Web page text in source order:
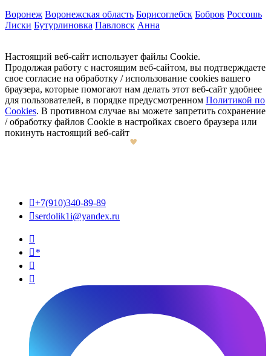
Воронеж Воронежская область Борисоглебск Бобров Россошь
Лиски Бутурлиновка Павловск Анна
Настоящий веб-сайт использует файлы Cookie.
Продолжая работу с настоящим веб-сайтом, вы подтверждаете
свое согласие на обработку / использование cookies вашего
браузера, которые помогают нам делать этот веб-сайт удобнее
для пользователей, в порядке предусмотренном Политикой по
Cookies. В противном случае вы можете запретить сохранение
/ обработку файлов Cookie в настройках своего браузера или
покинуть настоящий веб-сайт
+7(910)340-89-89
serdolik1i@yandex.ru

*

